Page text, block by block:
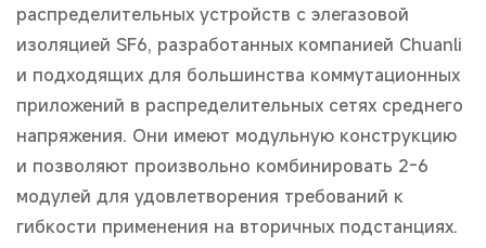
распределительных устройств с элегазовой
изоляцией SF6, разработанных компанией Chuanli
и подходящих для большинства коммутационных
приложений в распределительных сетях среднего
напряжения. Они имеют модульную конструкцию
и позволяют произвольно комбинировать 2-6
модулей для удовлетворения требований к
гибкости применения на вторичных подстанциях.